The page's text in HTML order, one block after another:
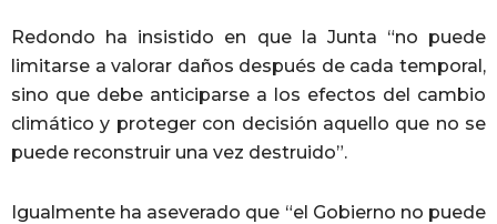
Redondo ha insistido en que la Junta “no puede
limitarse a valorar daños después de cada temporal,
sino que debe anticiparse a los efectos del cambio
climático y proteger con decisión aquello que no se
puede reconstruir una vez destruido”.
Igualmente ha aseverado que “el Gobierno no puede